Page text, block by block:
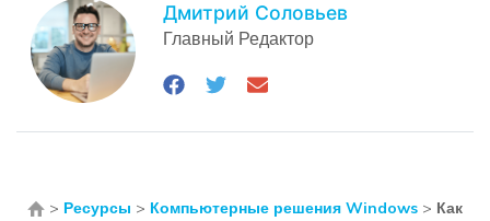
Дмитрий Соловьев
Главный Редактор
> Ресурсы > Компьютерные решения Windows > Как